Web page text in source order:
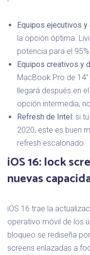
Equipos ejecutivos y
la opción óptima.
potencia para el
Equipos creativos y
MacBook Pro de
llegará después en
opción intermedia,
Refresh de Intel: si
2020, este es buen
refresh escalonado.
iOS 16: lock
nuevas
iOS 16 trae la
operativo móvil de los
bloqueo se rediseña
screens enlazadas a